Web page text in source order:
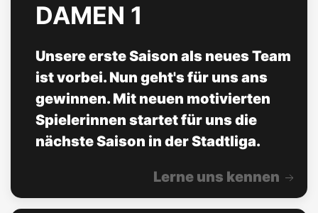
DAMEN 1
Unsere erste Saison als neues Team
ist vorbei. Nun geht's für uns ans
gewinnen. Mit neuen motivierten
Spielerinnen startet für uns die
nächste Saison in der Stadtliga.
Lerne uns kennen